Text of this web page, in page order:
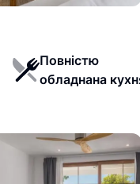
Повністю
обладнана